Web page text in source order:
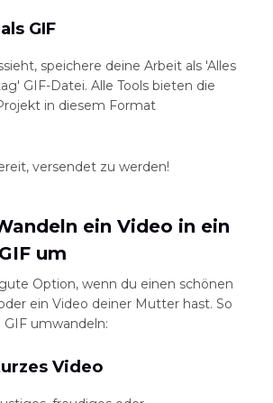
GIF
speichere deine Arbeit als 'Alles
GIF-Datei. Alle Tools bieten die
in diesem Format
versendet zu werden!
ein Video in ein
um
Option, wenn du einen schönen
ein Video deiner Mutter hast. So
umwandeln:
Video